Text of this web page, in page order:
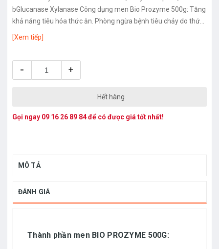
bGlucanase Xylanase Công dụng men Bio Prozyme 500g: Tăng
khả năng tiêu hóa thức ăn. Phòng ngừa bệnh tiêu chảy do thức
[Xem tiếp]
- +
Hết hàng
Gọi ngay 09 16 26 89 84để có được giá tốt nhất!
MÔ TẢ
ĐÁNH GIÁ
Thành phần men BIO PROZYME 500G: